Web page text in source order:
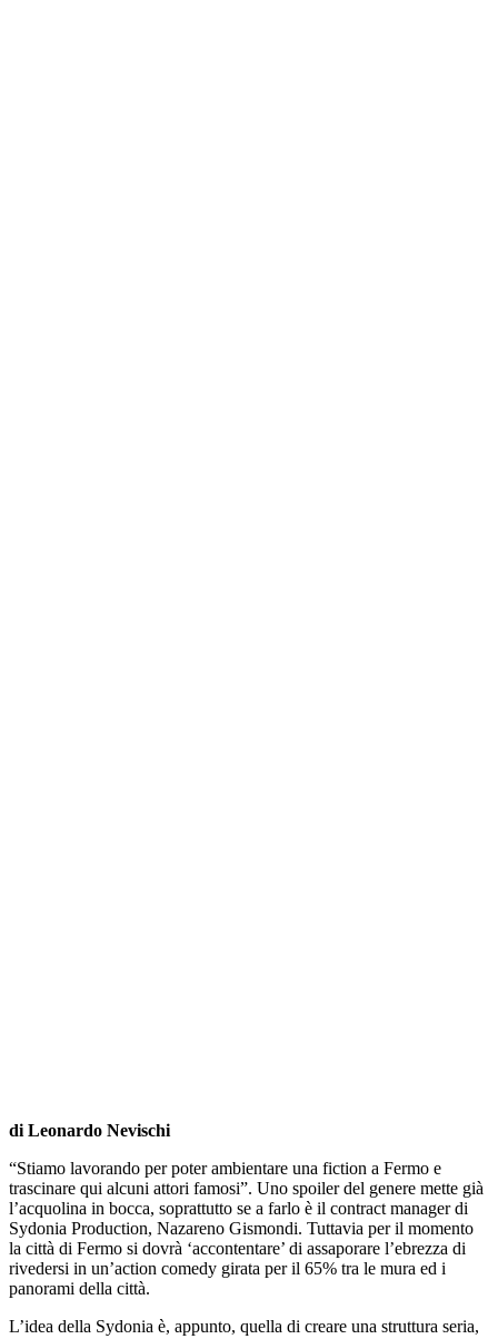
di Leonardo Nevischi
“Stiamo lavorando per poter ambientare una fiction a Fermo e
trascinare qui alcuni attori famosi”. Uno spoiler del genere mette già
l’acquolina in bocca, soprattutto se a farlo è il contract manager di
Sydonia Production, Nazareno Gismondi. Tuttavia per il momento
la città di Fermo si dovrà ‘accontentare’ di assaporare l’ebrezza di
rivedersi in un’action comedy girata per il 65% tra le mura ed i
panorami della città.
L’idea della Sydonia è, appunto, quella di creare una struttura seria,